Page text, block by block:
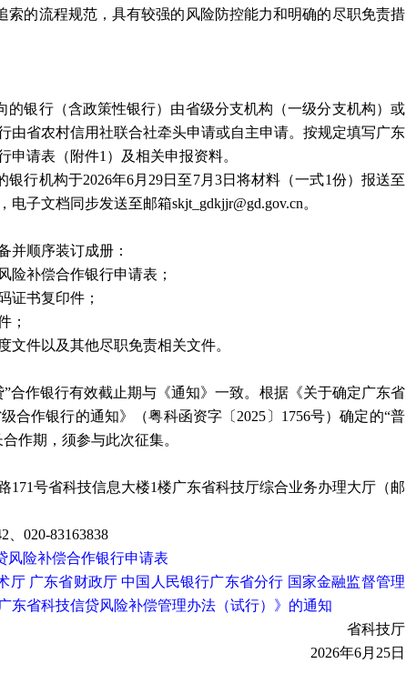
的流程规范，具有较强的风险防控能力和明确的尽职免责措
银行（含政策性银行）由省级分支机构（一级分支机构）或
由省农村信用社联合社牵头申请或自主申请。按规定填写广东
申请表（附件1）及相关申报资料。
行机构于2026年6月29日至7月3日将材料（一式1份）报送至
子文档同步发送至邮箱skjt_gdkjjr@gd.gov.cn。
顺序装订成册：
补偿合作银行申请表；
书复印件；
；
件以及其他尽职免责相关文件。
作银行有效截止期与《通知》一致。根据《关于确定广东省
级合作银行的通知》（粤科函资字〔2025〕1756号）确定的“普
作期，须参与此次征集。
号省科技信息大楼1楼广东省科技厅综合业务办理大厅（邮
020-83163838
风险补偿合作银行申请表
厅 广东省财政厅 中国人民银行广东省分行 国家金融监督管理
东省科技信贷风险补偿管理办法（试行）》的通知
省科技厅
2026年6月25日